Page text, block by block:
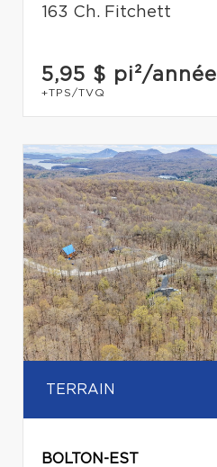
163 Ch. Fitchett
5,95 $ pi²/année
+TPS/TVQ
TERRAIN
BOLTON-EST